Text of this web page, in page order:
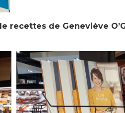
recettes de Geneviève